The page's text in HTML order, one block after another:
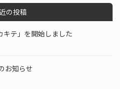
の投稿
キテ」を開始しました
お知らせ